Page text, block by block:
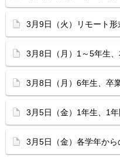
3月9日（火）リモート
3月8日（月）1～5年生
3月8日（月）6年生、卒
3月5日（金）1年生、1年
3月5日（金）各学年か